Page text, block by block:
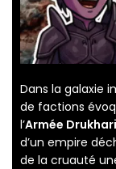
Dans la galaxie
de factions
l’Armée Drukhari
d’un empire
de la cruauté